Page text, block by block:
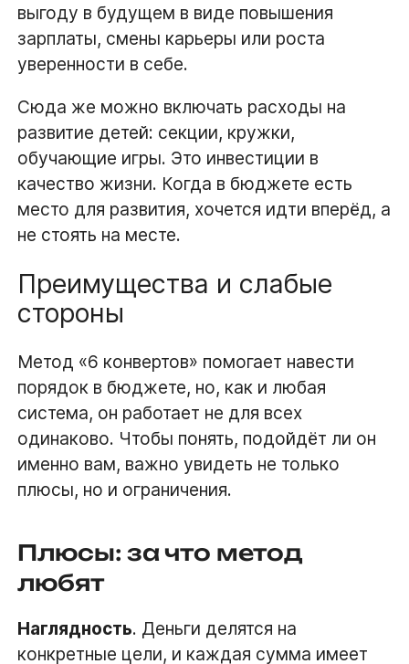
выгоду в будущем в виде повышения
зарплаты, смены карьеры или роста
уверенности в себе.
Сюда же можно включать расходы на
развитие детей: секции, кружки,
обучающие игры. Это инвестиции в
качество жизни. Когда в бюджете есть
место для развития, хочется идти вперёд, а
не стоять на месте.
Преимущества и слабые
стороны
Метод «6 конвертов» помогает навести
порядок в бюджете, но, как и любая
система, он работает не для всех
одинаково. Чтобы понять, подойдёт ли он
именно вам, важно увидеть не только
плюсы, но и ограничения.
Плюсы: за что метод
любят
Наглядность. Деньги делятся на
конкретные цели, и каждая сумма имеет